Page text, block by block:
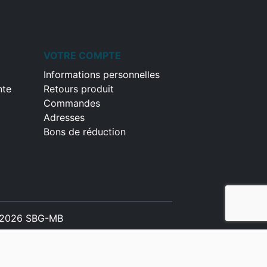
VOTRE COMPTE
Informations personnelles
Retours produit
Commandes
Adresses
Bons de réduction
SBG-MB